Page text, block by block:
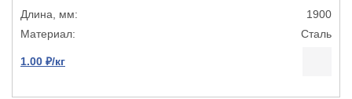
1900
Сталь
1.00 ₽/кг